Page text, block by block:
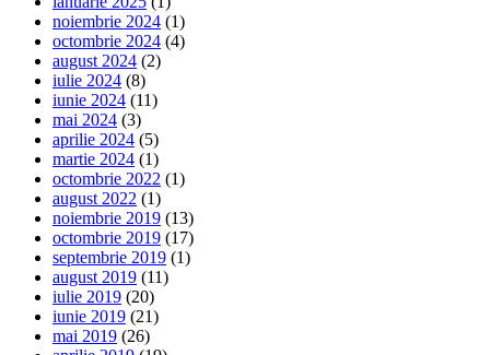
noiembrie 2024 (1)
octombrie 2024 (4)
august 2024 (2)
iulie 2024 (8)
iunie 2024 (11)
mai 2024 (3)
aprilie 2024 (5)
martie 2024 (1)
octombrie 2022 (1)
august 2022 (1)
noiembrie 2019 (13)
octombrie 2019 (17)
septembrie 2019 (1)
august 2019 (11)
iulie 2019 (20)
iunie 2019 (21)
mai 2019 (26)